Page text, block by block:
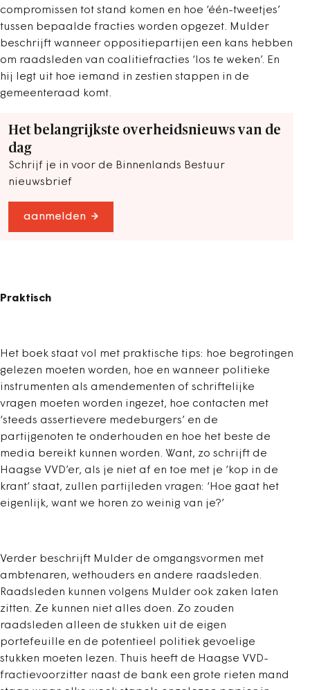
compromissen tot stand komen en hoe ‘één-tweetjes’
tussen bepaalde fracties worden opgezet. Mulder
beschrijft wanneer oppositiepartijen een kans hebben
om raadsleden van coalitiefracties ‘los te weken’. En
hij legt uit hoe iemand in zestien stappen in de
gemeenteraad komt.
Het belangrijkste overheidsnieuws van de
dag
Schrijf je in voor de Binnenlands Bestuur
nieuwsbrief
aanmelden
Praktisch
Het boek staat vol met praktische tips: hoe begrotingen
gelezen moeten worden, hoe en wanneer politieke
instrumenten als amendementen of schriftelijke
vragen moeten worden ingezet, hoe contacten met
‘steeds assertievere medeburgers’ en de
partijgenoten te onderhouden en hoe het beste de
media bereikt kunnen worden. Want, zo schrijft de
Haagse VVD’er, als je niet af en toe met je ‘kop in de
krant’ staat, zullen partijleden vragen: ‘Hoe gaat het
eigenlijk, want we horen zo weinig van je?’
Verder beschrijft Mulder de omgangsvormen met
ambtenaren, wethouders en andere raadsleden.
Raadsleden kunnen volgens Mulder ook zaken laten
zitten. Ze kunnen niet alles doen. Zo zouden
raadsleden alleen de stukken uit de eigen
portefeuille en de potentieel politiek gevoelige
stukken moeten lezen. Thuis heeft de Haagse VVD-
fractievoorzitter naast de bank een grote rieten mand